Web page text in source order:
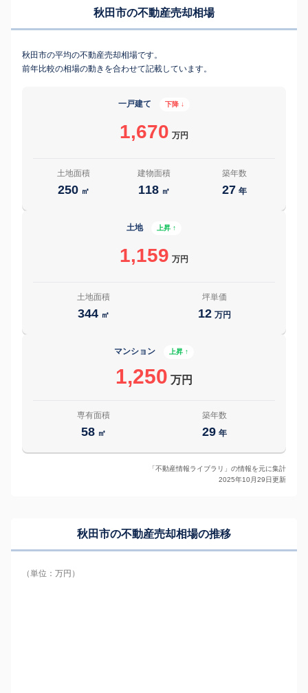
秋田市の不動産売却相場
秋田市の平均の不動産売却相場です。
前年比較の相場の動きを合わせて記載しています。
一戸建て 下降 ↓
1,670 万円
土地面積
250 ㎡
建物面積
118 ㎡
築年数
27 年
土地 上昇 ↑
1,159 万円
土地面積
344 ㎡
坪単価
12 万円
マンション 上昇 ↑
1,250 万円
専有面積
58 ㎡
築年数
29 年
「不動産情報ライブラリ」の情報を元に集計
2025年10月29日更新
秋田市の不動産売却相場の推移
（単位：万円）